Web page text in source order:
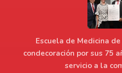
Escuela de Medicina
condecoración por sus 75
servicio a la